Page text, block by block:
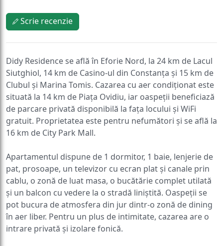
Scrie recenzie
Didy Residence se află în Eforie Nord, la 24 km de Lacul
Siutghiol, 14 km de Casino-ul din Constanța și 15 km de
Clubul și Marina Tomis. Cazarea cu aer condiționat este
situată la 14 km de Piața Ovidiu, iar oaspeții beneficiază
de parcare privată disponibilă la fața locului și WiFi
gratuit. Proprietatea este pentru nefumători și se află la
16 km de City Park Mall.
Apartamentul dispune de 1 dormitor, 1 baie, lenjerie de
pat, prosoape, un televizor cu ecran plat și canale prin
cablu, o zonă de luat masa, o bucătărie complet utilată
și un balcon cu vedere la o stradă liniștită. Oaspeții se
pot bucura de atmosfera din jur dintr-o zonă de dining
în aer liber. Pentru un plus de intimitate, cazarea are o
intrare privată și izolare fonică.